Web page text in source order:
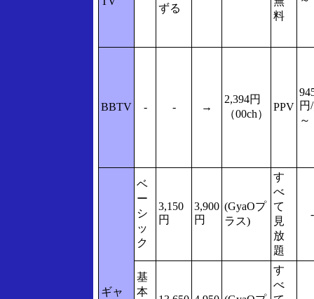
ずる
料
BBTV - - →
2,394円
（00ch）
PPV 円
～
ギャ
ベ
ー
シ
ッ
ク
3,150
円
3,900
円
(GyaOプ
ラス)
す
べ
て
見
放
題
-
基
本
す
べ